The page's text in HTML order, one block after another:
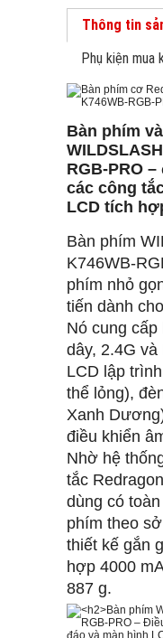
Thông tin
Phụ kiện mua
Bàn phím
RGB-PRO
các công
LCD tích
Bàn phím
K746WB-
phím nhỏ
tiến dành
Nó cung
dây, 2.4G
LCD lập
thể lỏng),
Xanh
điều khiển
Nhờ hệ
tắc
dùng có
phím theo
thiết kế gắn
hợp 4000
887 g.